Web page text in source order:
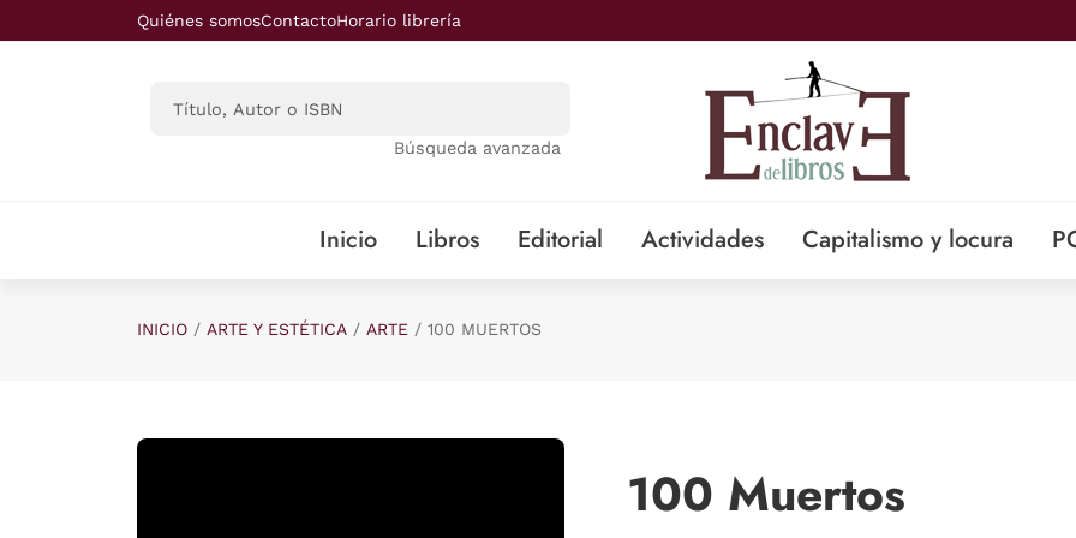
Saltar al contenido principal
Quiénes somosContactoHorario librería
Búsqueda avanzada
Inicio Libros Editorial Actividades Capitalismo y locura
INICIO ARTE Y ESTÉTICA ARTE 100 MUERTOS
100 Muertos